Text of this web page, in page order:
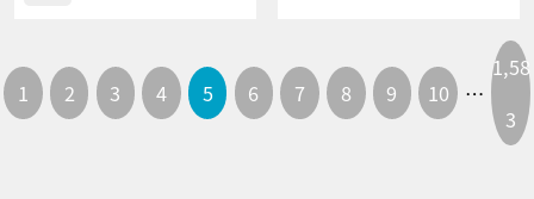
1 2 3 4 5 6 7 8 9 10 …
1,58
3